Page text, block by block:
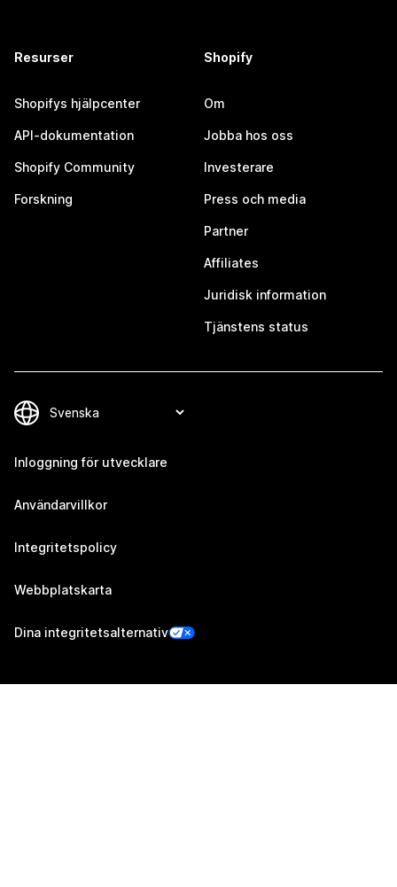
Resurser
Shopifys hjälpcenter
API-dokumentation
Shopify Community
Forskning
Shopify
Om
Jobba hos oss
Investerare
Press och media
Partner
Affiliates
Juridisk information
Tjänstens status
Inloggning för utvecklare
Användarvillkor
Integritetspolicy
Webbplatskarta
Dina integritetsalternativ